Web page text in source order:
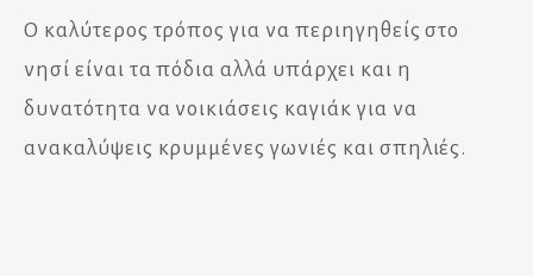
Ο καλύτερος τρόπος για να περιηγηθείς στο
νησί είναι τα πόδια αλλά υπάρχει και η
δυνατότητα να νοικιάσεις καγιάκ για να
ανακαλύψεις κρυμμένες γωνιές και σπηλιές.